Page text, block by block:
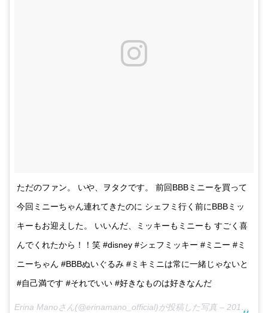
ただのファン。 いや、ヲタクです。 前回BBBミニーを買って
今回ミニーちゃん連れてきたのに シェフミ行く前にBBBミッ
キーもお迎えした。 いいんだ、ミッキーもミニーも すごく喜
んでくれたから！！笑 #disney #シェフミッキー #ミニー #ミ
ニーちゃん #BBBぬいぐるみ #ミキミニは常に一緒じゃないと
#自己満です #それでいい #好きなものは好きなんだ
Erina Manoさん(@erinamano_official)が投稿した写真 – 2016 10月 5 7:05午後 PDT